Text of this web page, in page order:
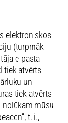
elektroniskos
(turpmāk
e-pasta
tiek atvērts
un
tiek atvērts
nolūkam mūsu
t. i.,